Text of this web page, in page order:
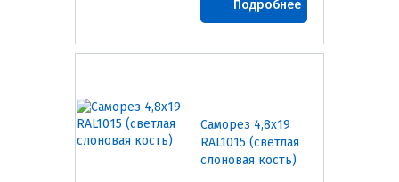
Подробнее
Саморез 4,8х19
RAL1015 (светлая
слоновая кость)